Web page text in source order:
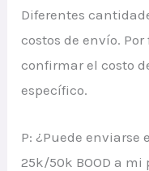
Diferentes
costos de envío.
confirmar el costo
específico.
P: ¿Puede enviarse
25k/50k BOOD a mi